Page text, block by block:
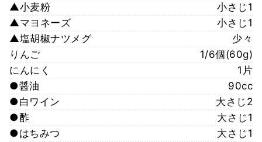
▲小麦粉
小さじ1
▲マヨネーズ
小さじ1
▲塩胡椒ナツメグ
少々
りんご
1/6個(60g)
にんにく
1片
●醤油
90cc
●白ワイン
大さじ2
●酢
大さじ1
●はちみつ
大さじ1